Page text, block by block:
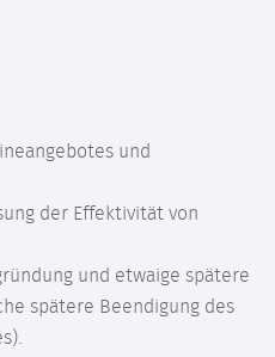
und
der Effektivität von
und etwaige spätere
spätere Beendigung des